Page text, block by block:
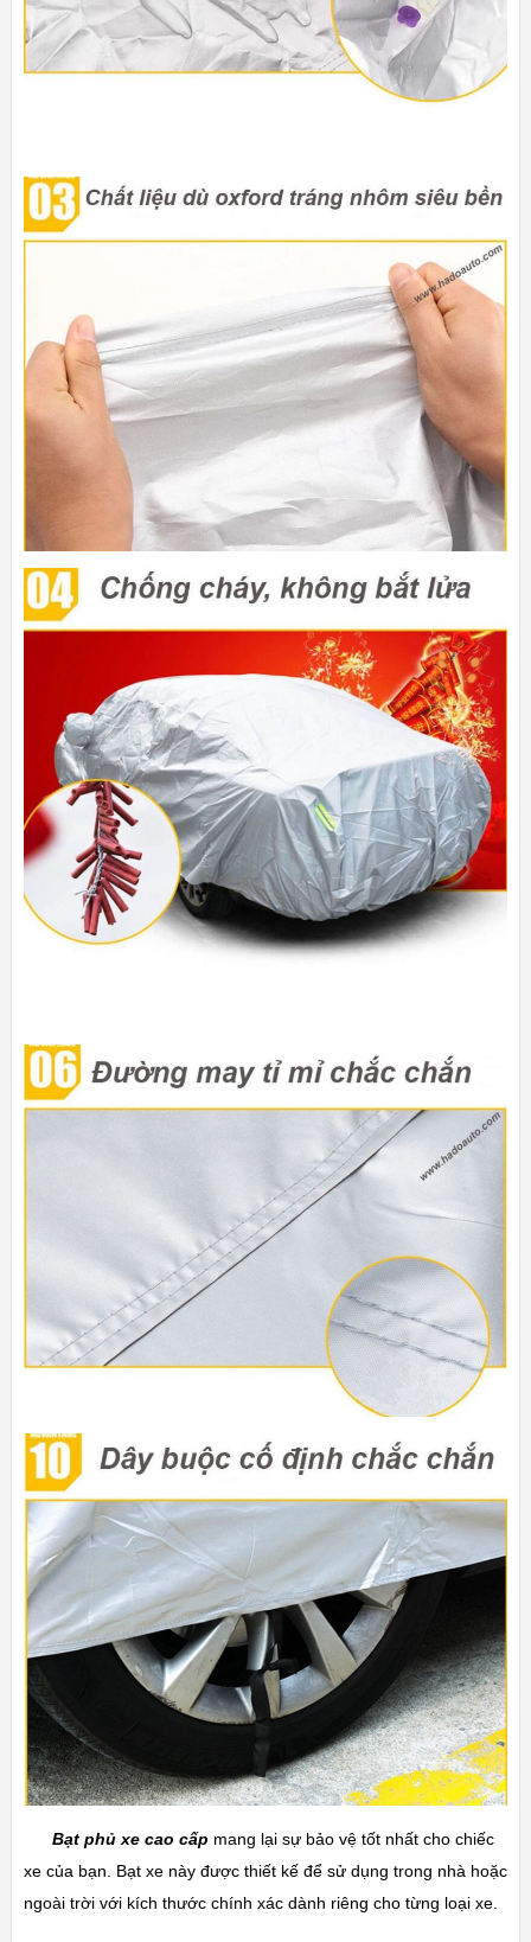
Bạt phủ xe cao cấp mang lại sự bảo vệ tốt nhất cho chiếc
xe của bạn. Bạt xe này được thiết kế để sử dụng trong nhà hoặc
ngoài trời với kích thước chính xác dành riêng cho từng loại xe.